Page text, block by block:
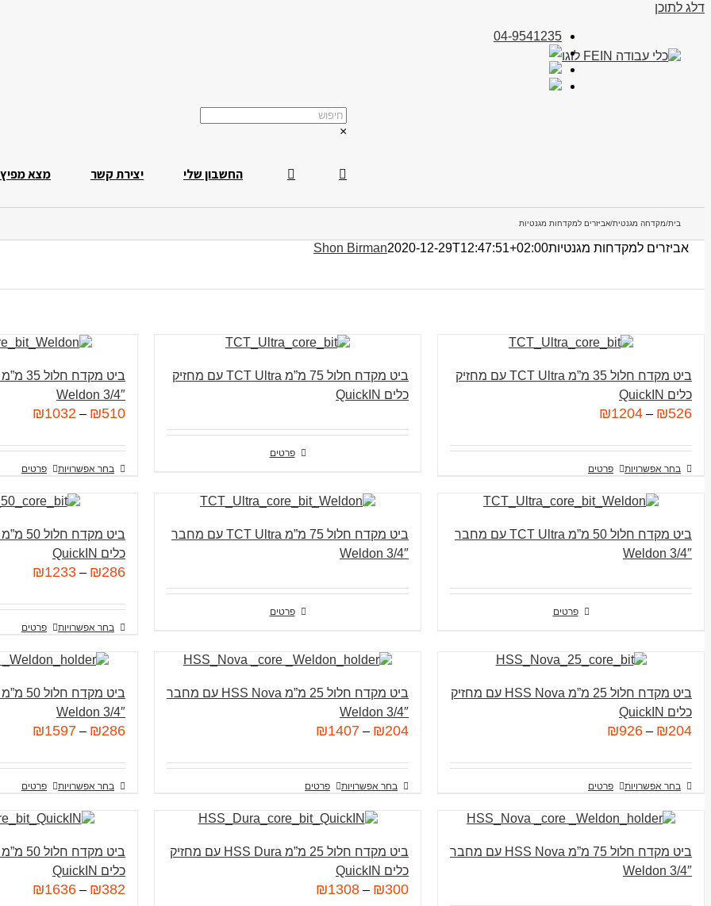
דלג לתוכן
04-9541235
×
מצא מפיץ יצירת קשר החשבון שלי
בית/מקדחה מגנטית/אביזרים למקדחות מגנטיות
אביזרים למקדחות מגנטיות Shon Birman2020-12-29T12:47:51+02:00
ביט מקדח חלול 35 מ”מ TCT Ultra עם מחזיק
כלים QuickIN
₪526
–
₪1204
בחר אפשרויות פרטים
ביט מקדח חלול 75 מ”מ TCT Ultra עם מחזיק
כלים QuickIN
פרטים
3/4″ Weldon
₪510
–
₪1032
בחר אפשרויות פרטים
ביט מקדח חלול 50 מ”מ TCT Ultra עם מחבר
3/4″ Weldon
פרטים
ביט מקדח חלול 75 מ”מ TCT Ultra עם מחבר
3/4″ Weldon
פרטים
כלים QuickIN
₪286
–
₪1233
בחר אפשרויות פרטים
ביט מקדח חלול 25 מ”מ HSS Nova עם מחזיק
כלים QuickIN
₪204
–
₪926
בחר אפשרויות פרטים
ביט מקדח חלול 25 מ”מ HSS Nova עם מחבר
3/4″ Weldon
₪204
–
₪1407
בחר אפשרויות פרטים
3/4″ Weldon
₪286
–
₪1597
בחר אפשרויות פרטים
ביט מקדח חלול 75 מ”מ HSS Nova עם מחבר
3/4″ Weldon
ביט מקדח חלול 25 מ”מ HSS Dura עם מחזיק
כלים QuickIN
₪300
–
₪1308
כלים QuickIN
₪382
–
₪1636